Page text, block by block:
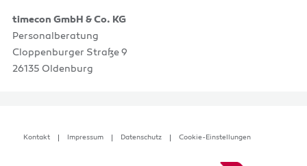
timecon GmbH & Co. KG
Personalberatung
Cloppenburger Straße 9
26135 Oldenburg
Kontakt Impressum Datenschutz Cookie-Einstellungen